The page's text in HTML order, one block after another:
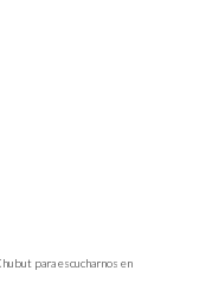
para escucharnos en